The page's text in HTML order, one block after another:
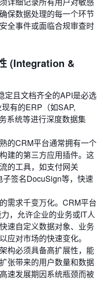
保数据处理的每一个环节
全事件或面临合规审查时
(Integration &
定且文档齐全的API是必选
有的ERP（如SAP,
系统等进行深度数据集
的CRM平台通常拥有一个
建的第三方应用插件。这
的工具，如支付网关
签名DocuSign等，快速
需求千变万化。CRM平台
，允许企业的业务或IT人
速自定义数据对象、业务
应对市场的快速变化。
构必须具备高扩展性，能
张带来的用户数量和数据
速发展期因系统瓶颈而被